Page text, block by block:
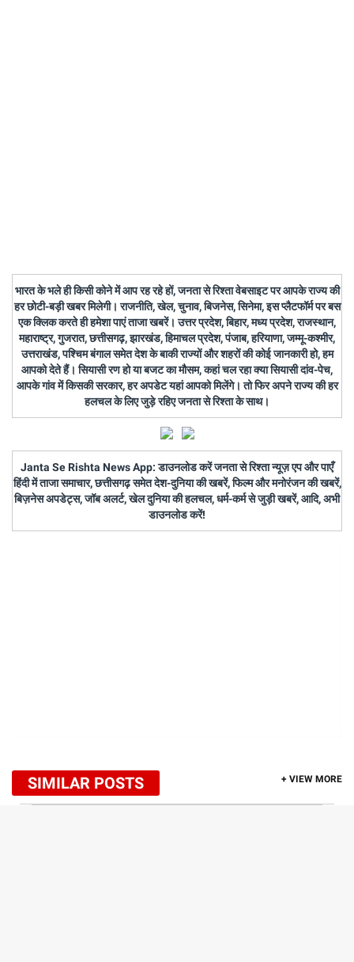
भारत के भले ही किसी कोने में आप रह रहे हों, जनता से रिश्ता वेबसाइट पर आपके राज्य की
हर छोटी-बड़ी खबर मिलेगी। राजनीति, खेल, चुनाव, बिजनेस, सिनेमा, इस प्लैटफॉर्म पर बस
एक क्लिक करते ही हमेशा पाएं ताजा खबरें। उत्तर प्रदेश, बिहार, मध्य प्रदेश, राजस्थान,
महाराष्ट्र, गुजरात, छत्तीसगढ़, झारखंड, हिमाचल प्रदेश, पंजाब, हरियाणा, जम्मू-कश्मीर,
उत्तराखंड, पश्चिम बंगाल समेत देश के बाकी राज्यों और शहरों की कोई जानकारी हो, हम
आपको देते हैं। सियासी रण हो या बजट का मौसम, कहां चल रहा क्या सियासी दांव-पेच,
आपके गांव में किसकी सरकार, हर अपडेट यहां आपको मिलेंगे। तो फिर अपने राज्य की हर
हलचल के लिए जुड़े रहिए जनता से रिश्ता के साथ।
Janta Se Rishta News App: डाउनलोड करें जनता से रिश्ता न्यूज़ एप और पाएँ
हिंदी में ताजा समाचार, छत्तीसगढ़ समेत देश-दुनिया की खबरें, फिल्म और मनोरंजन की खबरें,
बिज़नेस अपडेट्स, जॉब अलर्ट, खेल दुनिया की हलचल, धर्म-कर्म से जुड़ी खबरें, आदि, अभी
डाउनलोड करें!
SIMILAR POSTS + VIEW MORE